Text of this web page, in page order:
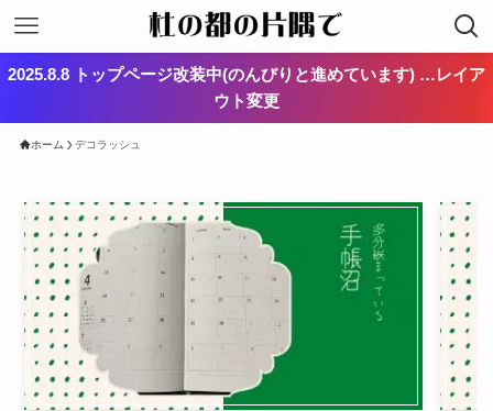
2025.8.8 トップページ改装中(のんびりと進めています) …レイア
ウト変更
ホーム デコラッシュ